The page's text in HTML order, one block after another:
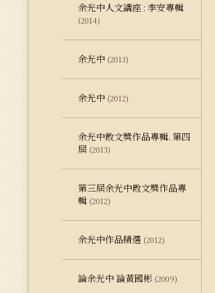
余光中人文講座 : 李安專輯
(2014)
余光中 (2013)
余光中 (2012)
余光中散文獎作品專輯. 第四
屆 (2013)
第三屆余光中散文獎作品專
輯 (2012)
余光中作品精選 (2012)
論余光中 論黃國彬 (2009)